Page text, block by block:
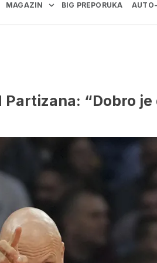
MAGAZIN BIG PREPORUKA
“Dobro